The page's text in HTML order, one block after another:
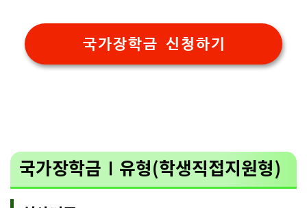
국가장학금 신청하기
국가장학금Ⅰ유형(학생직접지원형)